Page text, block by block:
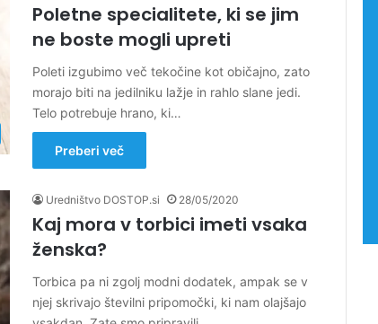
Poletne specialitete, ki se jim
ne boste mogli upreti
Poleti izgubimo več tekočine kot običajno, zato
morajo biti na jedilniku lažje in rahlo slane jedi.
Telo potrebuje hrano, ki…
Preberi več
Uredništvo DOSTOP.si 28/05/2020
Kaj mora v torbici imeti vsaka
ženska?
Torbica pa ni zgolj modni dodatek, ampak se v
njej skrivajo številni pripomočki, ki nam olajšajo